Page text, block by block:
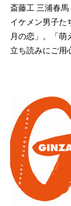
斎藤工 三浦春
イケメン男子た
月の恋」。「萌
立ち読みにご用